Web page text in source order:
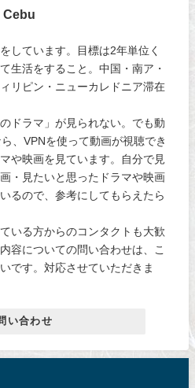
Cebu
しています。目標は2年単位く
生活をすること。中国・南ア・
リピン・ニューカレドニア滞在
ドラマ」が見られない。でも動
、VPNを使って動画が視聴でき
や映画を見ています。自分で見
・見たいと思ったドラマや映画
るので、参考にしてもらえたら
いる方からのコンタクトも大歓
容についての問い合わせは、こ
です。対応させていただきま
い合わせ